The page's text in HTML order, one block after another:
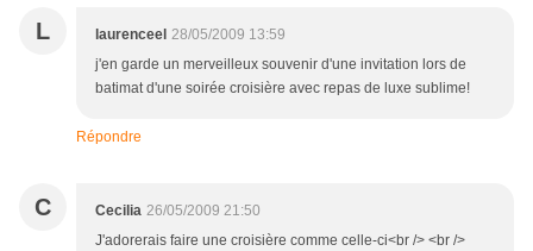
L laurenceel 28/05/2009 13:59
j'en garde un merveilleux souvenir d'une invitation lors de
batimat d'une soirée croisière avec repas de luxe sublime!
Répondre
C Cecilia 26/05/2009 21:50
J'adorerais faire une croisière comme celle-ci<br /> <br />